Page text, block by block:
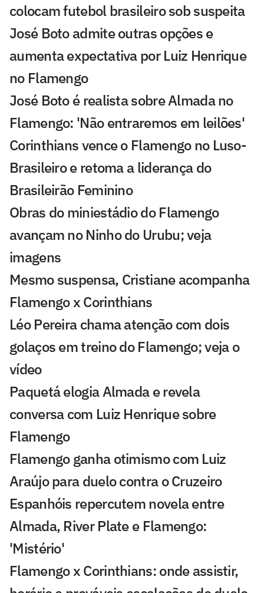
colocam futebol brasileiro sob suspeita
José Boto admite outras opções e
aumenta expectativa por Luiz Henrique
no Flamengo
José Boto é realista sobre Almada no
Flamengo: 'Não entraremos em leilões'
Corinthians vence o Flamengo no Luso-
Brasileiro e retoma a liderança do
Brasileirão Feminino
Obras do miniestádio do Flamengo
avançam no Ninho do Urubu; veja
imagens
Mesmo suspensa, Cristiane acompanha
Flamengo x Corinthians
Léo Pereira chama atenção com dois
golaços em treino do Flamengo; veja o
vídeo
Paquetá elogia Almada e revela
conversa com Luiz Henrique sobre
Flamengo
Flamengo ganha otimismo com Luiz
Araújo para duelo contra o Cruzeiro
Espanhóis repercutem novela entre
Almada, River Plate e Flamengo:
'Mistério'
Flamengo x Corinthians: onde assistir,